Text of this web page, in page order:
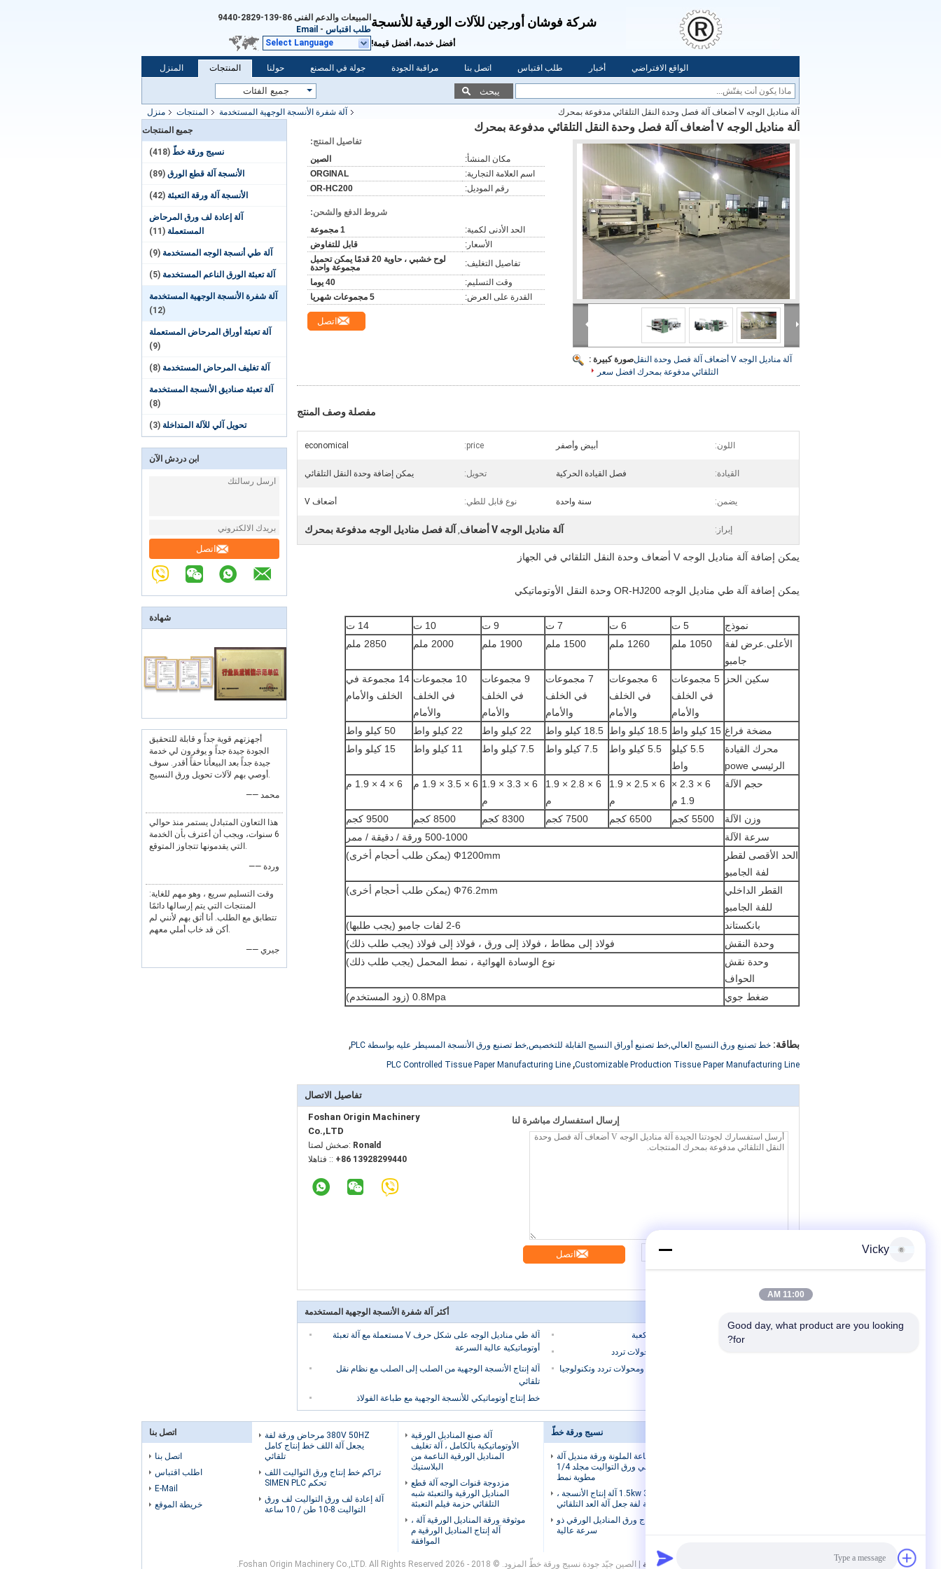
شركة فوشان أورجين للآلات الورقية للأنسجة
أفضل خدمة، أفضل قيمة!
المبيعات والدعم الفنى 86-139-2829-9440
طلب اقتباس -
Email
Select Language
المنزل المنتجات حولنا جولة في المصنع مراقبة الجودة اتصل بنا طلب اقتباس أخبار الواقع الافتراضي
يبحث
منزل المنتجات آلة شفرة الأنسجة الوجهية المستخدمة
آلة مناديل الوجه V أضعاف آلة فصل وحدة النقل التلقائي مدفوعة بمحرك
جميع المنتجات
نسيج ورقة خطّ (418)
الأنسجة آلة قطع الورق (89)
الأنسجة آلة ورقة التعبئة (42)
آلة إعادة لف ورق المرحاض
المستعملة (11)
آلة طي أنسجة الوجه المستخدمة (9)
آلة تعبئة الورق الناعم المستخدمة (5)
آلة شفرة الأنسجة الوجهية المستخدمة
(12)
آلة تعبئة أوراق المرحاض المستعملة
(9)
آلة تغليف المرحاض المستخدمة (8)
آلة تعبئة صناديق الأنسجة المستخدمة
(8)
تحويل آلي للآلة المتداخلة (3)
ابن دردش الآن
اتصل
شهادة
أجهزتهم قوية جداً و قابلة للتحقيق
الجودة جيدة جداً و يوفرون لي خدمة
جيدة جداً بعد البيعأنا حقاً أقدر. سوف
أوصي بهم لآلات تحويل ورق النسيج.
—— محمد
هذا التعاون المتبادل يستمر منذ حوالي
6 سنوات، ويجب أن أعترف بأن الخدمة
التي يقدمونها تتجاوز المتوقع.
—— وردة
وقت التسليم سريع ، وهو مهم للغاية:
المنتجات التي يتم إرسالها دائمًا
تتطابق مع الطلب. أنا أثق بهم لأنني لم
أكن قد خاب أملي معهم.
—— جيري
آلة مناديل الوجه V أضعاف آلة فصل وحدة النقل التلقائي مدفوعة بمحرك
صورة كبيرة :آلة مناديل الوجه V أضعاف آلة فصل وحدة النقل
التلقائي مدفوعة بمحرك افضل سعر
تفاصيل المنتج:
مكان المنشأ:
الصين
اسم العلامة التجارية:
ORGINAL
رقم الموديل:
OR-HC200
شروط الدفع والشحن:
الحد الأدنى لكمية:
1 مجموعة
الأسعار:
قابل للتفاوض
تفاصيل التغليف:
لوح خشبي ، حاوية 20 قدمًا يمكن تحميل
مجموعة واحدة
وقت التسليم:
40 يوما
القدرة على العرض:
5 مجموعات شهريا
اتصل
مفصلة وصف المنتج
اللون: أبيض وأصفر price:
economical
القيادة: فصل القيادة الحركية تحويل: يمكن إضافة وحدة النقل التلقائي
يضمن: سنة واحدة نوع قابل للطي: أضعاف V
إبراز: آلة مناديل الوجه V أضعاف , آلة فصل مناديل الوجه مدفوعة بمحرك
يمكن إضافة آلة مناديل الوجه V أضعاف وحدة النقل التلقائي في الجهاز
يمكن إضافة آلة طي مناديل الوجه OR-HJ200 وحدة النقل الأوتوماتيكي
نموذج 5 ت 6 ت 7 ت 9 ت 10 ت
14 ت
الأعلى.عرض لفة
جامبو
1050 ملم 1260 ملم 1500 ملم 1900 ملم 2000 ملم 2850 ملم
سكين الحز
5 مجموعات
في الخلف
والأمام
6 مجموعات
في الخلف
والأمام
7 مجموعات
في الخلف
والأمام
9 مجموعات
في الخلف
والأمام
10 مجموعات
في الخلف
والأمام
14 مجموعة في
الخلف والأمام
مضخة فراغ 15 كيلو واط 18.5 كيلو واط 18.5 كيلو واط 22 كيلو واط 22 كيلو واط
50 كيلو واط
محرك القيادة
الرئيسي powe
5.5 كيلو
واط
5.5 كيلو واط 7.5 كيلو واط 7.5 كيلو واط 11 كيلو واط 15 كيلو واط
حجم الآلة
6 × 2.3 ×
1.9 م
6 × 2.5 × 1.9
م
6 × 2.8 × 1.9
م
6 × 3.3 × 1.9
م
6 × 3.5 × 1.9 م 6 × 4 × 1.9 م
وزن الآلة 5500 كجم 6500 كجم 7500 كجم 8300 كجم 8500 كجم
9500 كجم
سرعة الآلة
500-1000 ورقة / دقيقة / ممر
الحد الأقصى لقطر
لفة الجامبو
Ф1200mm (يمكن طلب أحجام أخرى)
القطر الداخلي
للفة الجامبو
Ф76.2mm (يمكن طلب أحجام أخرى)
بانكستاند
2-6 لفات جامبو (يجب طلبها)
وحدة النقش
فولاذ إلى مطاط ، فولاذ إلى ورق ، فولاذ إلى فولاذ (يجب طلب ذلك)
وحدة نقش
الحواف
نوع الوسادة الهوائية ، نمط المحمل (يجب طلب ذلك)
ضغط جوي 0.8Mpa (زود المستخدم)
بطاقة: خط تصنيع ورق النسيج العالي,خط تصنيع أوراق النسيج القابلة للتخصيص,خط تصنيع ورق الأنسجة المسيطر عليه بواسطة PLC ,
Customizable Production Tissue Paper Manufacturing Line
,
PLC Controlled Tissue Paper Manufacturing Line
تفاصيل الاتصال
Foshan Origin Machinery
Co.,LTD
اتصل شخص: Ronald
الهاتف :: +86 13928299440
إرسال استفسارك مباشرة لنا
اتصل
أكثر آلة شفرة الأنسجة الوجهية المستخدمة
آلة طي مناديل الوجه على شكل حرف V مستعملة مع آلة تعبئة
أوتوماتيكية عالية السرعة
خط إنتاج آلة تعبئة علب مناديل الوجه المكعبة
مضخة فراغ الجذور ومحركات فردية ومحولات تردد
آلة إنتاج الأنسجة الوجهية من الصلب إلى الصلب مع نظام نقل
تلقائي
آلة أنسجة الوجه الآلية مع محركات فردية ومحولات تردد وتكنولوجيا
خط إنتاج أوتوماتيكي للأنسجة الوجهية مع طباعة الفولاذ
نسيج ورقة خطّ
الطباعة الملونة ورقة منديل آلة
للطي ورق التواليت مجلد 1/4
مطوية نمط
1.5kw 380V آلة إنتاج الأنسجة ،
ورقة لفة جعل آلة العد التلقائي
خط إنتاج ورق المناديل الورقي ذو
سرعة عالية
آلة صنع المناديل الورقية
الأوتوماتيكية بالكامل ، آلة تغليف
المناديل الورقية الناعمة من
البلاستيك
مزدوجة قنوات الوجه آلة قطع
المناديل الورقية والتعبئة شبه
التلقائي حزمة فيلم التعبئة
موثوقة ورقة المناديل الورقية آلة ،
آلة إنتاج المناديل الورقية م
الموافقة
380V 50HZ مرحاض ورقة لفة
يجعل آلة اللف خط إنتاج كامل
تلقائي
تراكم خط إنتاج ورق التواليت اللف
تحكم SIMEN PLC
آلة إعادة لف ورق التواليت لف ورق
التواليت 8-10 طن / 10 ساعة
اتصل بنا
اتصل بنا
اطلب اقتباس
E-Mail
خريطة الموقع
سياسة الخصوصية | الصين جيّد جودة نسيج ورقة خطّ المزود. © 2018 - 2026 Foshan Origin Machinery Co.,LTD. All Rights Reserved.
Vicky
11:00 AM
Good day, what product are you looking
for?